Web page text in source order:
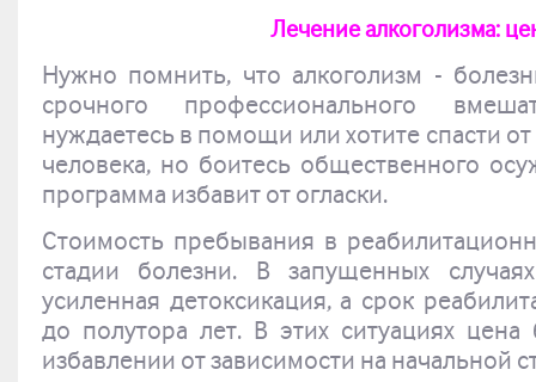
Лечение алкоголизма:
Нужно помнить, что алкоголизм -
срочного профессионального
нуждаетесь в помощи или хотите спасти
человека, но боитесь общественного
программа избавит от огласки.
Стоимость пребывания в
стадии болезни. В запущенных
усиленная детоксикация, а срок
до полутора лет. В этих ситуациях
избавлении от зависимости на начальной